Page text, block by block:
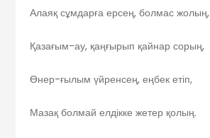
Алаяқ сұмдарға ерсең, болмас жолың,
Қазағым-ау, қаңғырып қайнар сорың,
Өнер-ғылым үйренсең, еңбек етіп,
Мазақ болмай елдікке жетер қолың.